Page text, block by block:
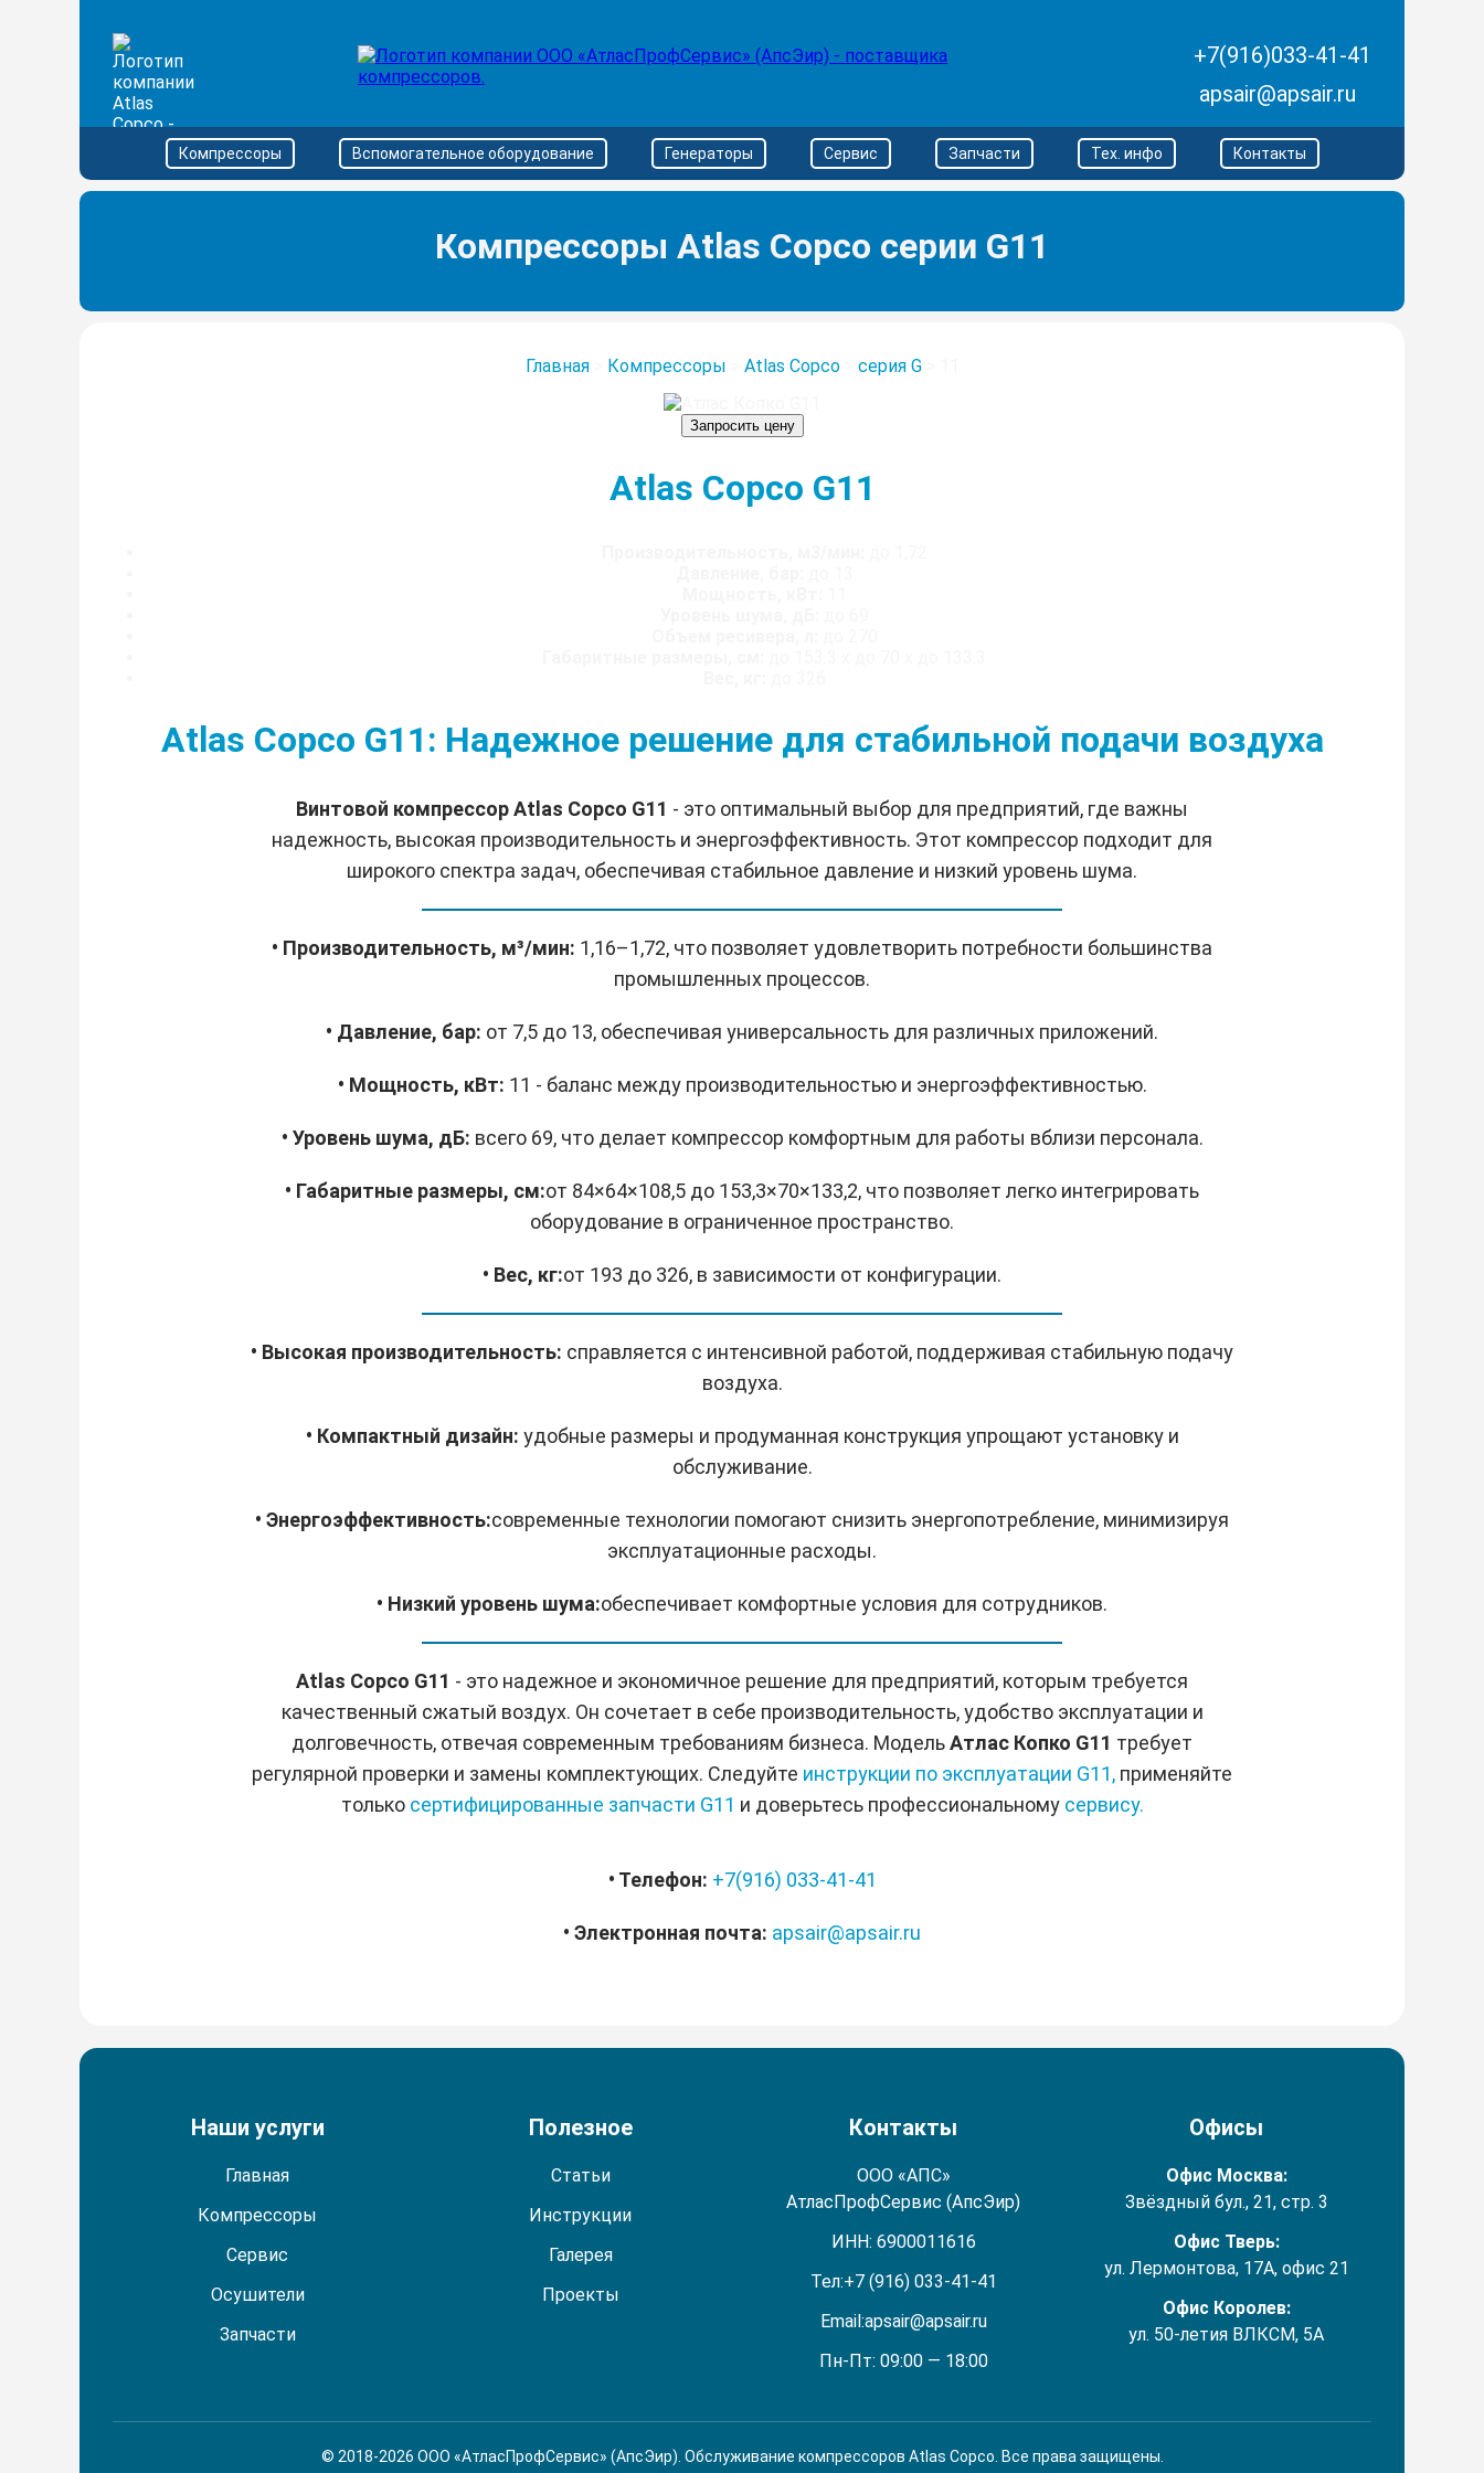
+7(916)033-41-41
apsair@apsair.ru
Компрессоры Вспомогательное оборудование Генераторы Сервис Запчасти Тех. инфо Контакты
Компрессоры Atlas Copco серии G11
Главная> Компрессоры Atlas Copco> серия G>
Запросить цену
Atlas Copco G11
Atlas Copco G11: Надежное решение для стабильной подачи воздуха
Винтовой компрессор Atlas Copco G11 - это оптимальный выбор для предприятий, где важны
надежность, высокая производительность и энергоэффективность. Этот компрессор подходит для
широкого спектра задач, обеспечивая стабильное давление и низкий уровень шума.
• Производительность, м³/мин: 1,16–1,72, что позволяет удовлетворить потребности большинства
промышленных процессов.
• Давление, бар: от 7,5 до 13, обеспечивая универсальность для различных приложений.
• Мощность, кВт: 11 - баланс между производительностью и энергоэффективностью.
• Уровень шума, дБ: всего 69, что делает компрессор комфортным для работы вблизи персонала.
• Габаритные размеры, см:от 84×64×108,5 до 153,3×70×133,2, что позволяет легко интегрировать
оборудование в ограниченное пространство.
• Вес, кг:от 193 до 326, в зависимости от конфигурации.
• Высокая производительность: справляется с интенсивной работой, поддерживая стабильную подачу
воздуха.
• Компактный дизайн: удобные размеры и продуманная конструкция упрощают установку и
обслуживание.
• Энергоэффективность:современные технологии помогают снизить энергопотребление, минимизируя
эксплуатационные расходы.
• Низкий уровень шума:обеспечивает комфортные условия для сотрудников.
Atlas Copco G11 - это надежное и экономичное решение для предприятий, которым требуется
качественный сжатый воздух. Он сочетает в себе производительность, удобство эксплуатации и
долговечность, отвечая современным требованиям бизнеса. МодельАтлас Копко G11 требует
регулярной проверки и замены комплектующих. Следуйте инструкции по эксплуатации G11, применяйте
только сертифицированные запчасти G11 и доверьтесь профессиональному сервису.
• Телефон: +7(916) 033-41-41
• Электронная почта: apsair@apsair.ru
Наши услуги
Главная
Компрессоры
Сервис
Осушители
Запчасти
Полезное
Статьи
Инструкции
Галерея
Проекты
Контакты
ООО «АПС»
АтласПрофСервис (АпсЭир)
ИНН: 6900011616
Тел:+7 (916) 033-41-41
Email:apsair@apsair.ru
Пн-Пт: 09:00 — 18:00
Офисы
Офис Москва:
Звёздный бул., 21, стр. 3
Офис Тверь:
ул. Лермонтова, 17А, офис 21
Офис Королев:
ул. 50-летия ВЛКСМ, 5А
© 2018-2026 ООО «АтласПрофСервис» (АпсЭир). Обслуживание компрессоров Atlas Copco. Все права защищены.